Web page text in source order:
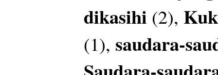
dikasihi (2),
(1), saudara-